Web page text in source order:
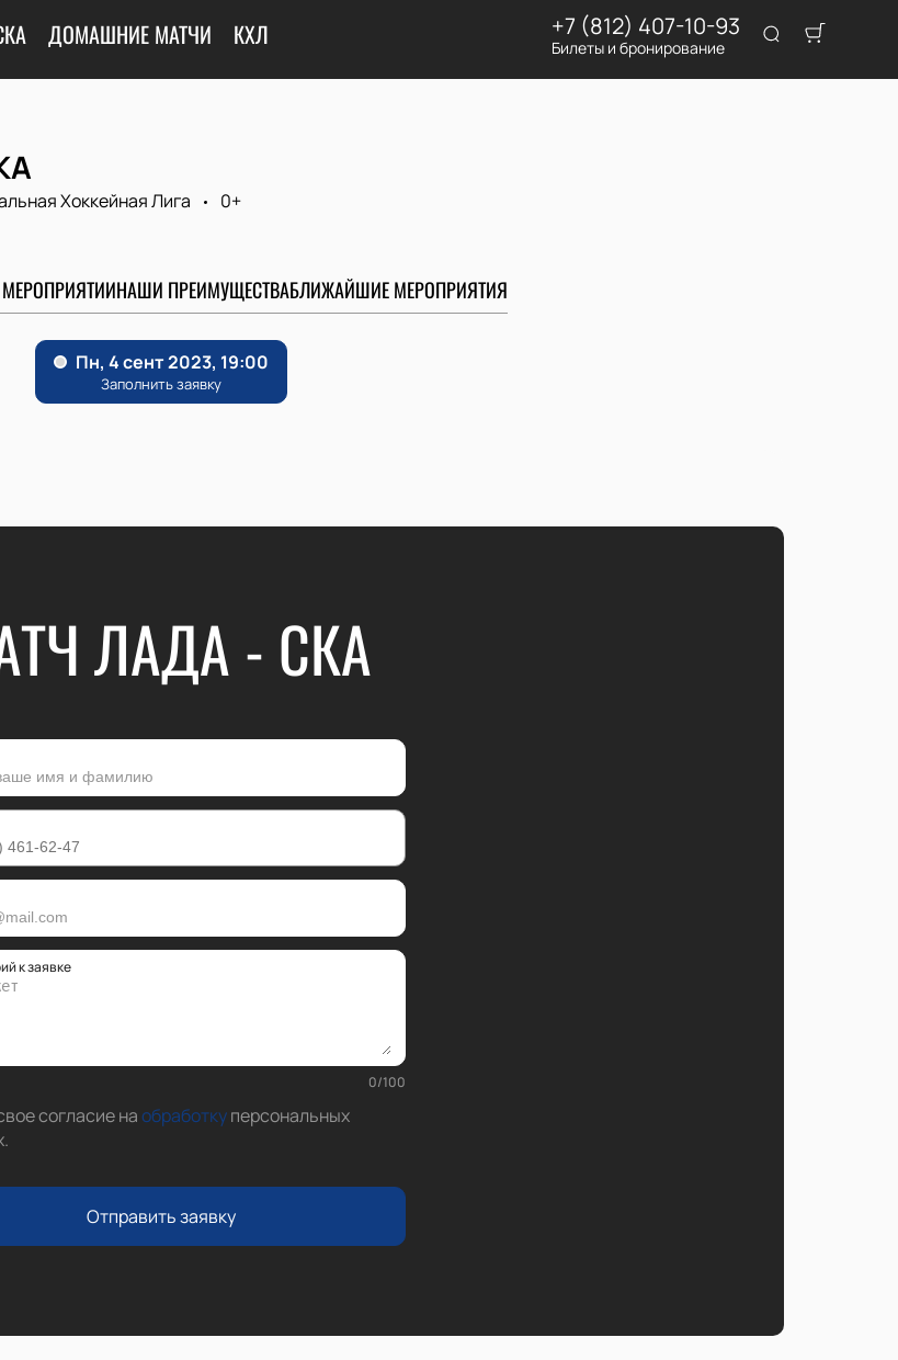
ДОМАШНИЕ МАТЧИ КХЛ +7 (812) 407-10-93
Билеты и бронирование
Хоккейная Лига
0+
НАШИ ПРЕИМУЩЕСТВАБЛИЖАЙШИЕ МЕРОПРИЯТИЯ
ЛАДА - СКА
к заявке
0/100
согласие наобработкуперсональных
.
Отправить заявку